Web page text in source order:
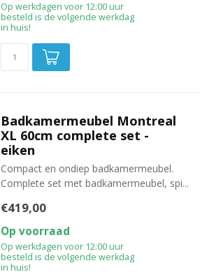
Op werkdagen voor 12:00 uur
besteld is de volgende werkdag
in huis!
Badkamermeubel Montreal
XL 60cm complete set -
eiken
Compact en ondiep badkamermeubel.
Complete set met badkamermeubel, spi...
€419,00
Op voorraad
Op werkdagen voor 12:00 uur
besteld is de volgende werkdag
in huis!